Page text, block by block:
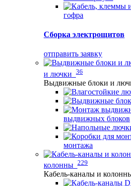
гофра
Сборка электрощитов
отправить заявку
и лючки 36
Выдвижные блоки и
выдвижных блоков
монтажа
колонны 229
Кабель-каналы и